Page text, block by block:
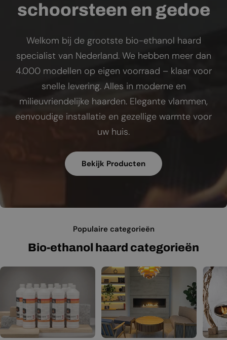
schoorsteen en gedoe
Welkom bij de grootste bio-ethanol haard
specialist van Nederland. We hebben meer dan
4.000 modellen op eigen voorraad – klaar voor
snelle levering. Alles in moderne en
milieuvriendelijke haarden. Elegante vlammen,
eenvoudige installatie en gezellige warmte voor
uw huis.
Bekijk Producten
Populaire categorieën
Bio-ethanol haard categorieën